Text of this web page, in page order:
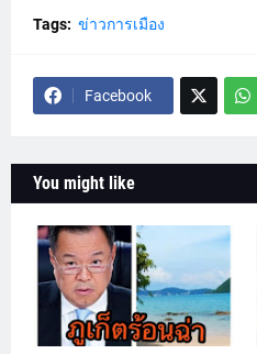
Tags: ข่าวการเมือง
Facebook
You might like